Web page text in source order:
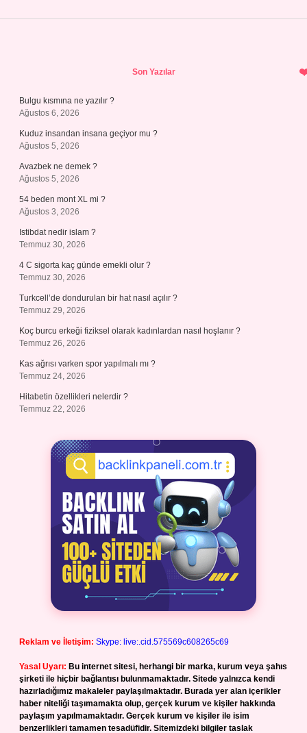
Son Yazılar
Bulgu kısmına ne yazılır ?
Ağustos 6, 2026
Kuduz insandan insana geçiyor mu ?
Ağustos 5, 2026
Avazbek ne demek ?
Ağustos 5, 2026
54 beden mont XL mi ?
Ağustos 3, 2026
Istibdat nedir islam ?
Temmuz 30, 2026
4 C sigorta kaç günde emekli olur ?
Temmuz 30, 2026
Turkcell’de dondurulan bir hat nasıl açılır ?
Temmuz 29, 2026
Koç burcu erkeği fiziksel olarak kadınlardan nasıl hoşlanır ?
Temmuz 26, 2026
Kas ağrısı varken spor yapılmalı mı ?
Temmuz 24, 2026
Hitabetin özellikleri nelerdir ?
Temmuz 22, 2026
Reklam ve İletişim: Skype: live:.cid.575569c608265c69
Yasal Uyarı: Bu internet sitesi, herhangi bir marka, kurum veya şahıs
şirketi ile hiçbir bağlantısı bulunmamaktadır. Sitede yalnızca kendi
hazırladığımız makaleler paylaşılmaktadır. Burada yer alan içerikler
haber niteliği taşımamakta olup, gerçek kurum ve kişiler hakkında
paylaşım yapılmamaktadır. Gerçek kurum ve kişiler ile isim
benzerlikleri tamamen tesadüfidir. Sitemizdeki bilgiler taslak